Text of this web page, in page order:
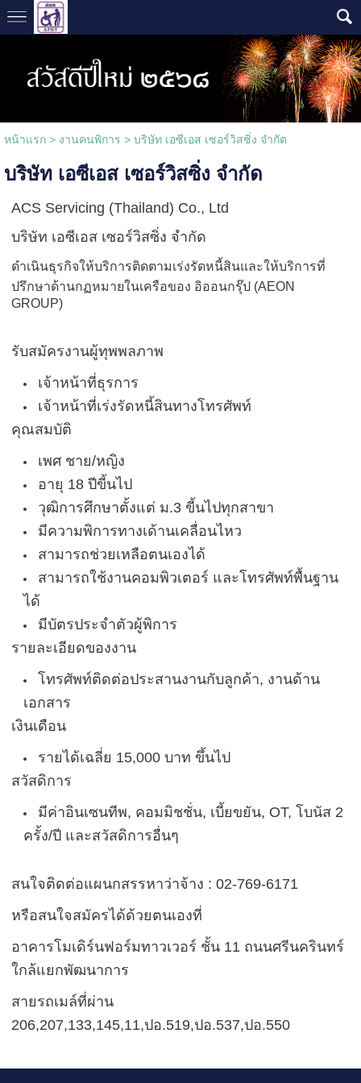
หน้าแรก> งานคนพิการ > บริษัท เอซีเอส เซอร์วิสซิ่ง จำกัด
บริษัท เอซีเอส เซอร์วิสซิ่ง จำกัด
ACS Servicing (Thailand) Co., Ltd
บริษัท เอซีเอส เซอร์วิสซิ่ง จำกัด
ดำเนินธุรกิจให้บริการติดตามเร่งรัดหนี้สินและให้บริการที่
ปรึกษาด้านกฏหมายในเครือของ อิออนกรุ๊ป (AEON
GROUP)
รับสมัครงานผู้ทุพพลภาพ
เจ้าหน้าที่ธุรการ
เจ้าหน้าที่เร่งรัดหนี้สินทางโทรศัพท์
คุณสมบัติ
เพศ ชาย/หญิง
อายุ 18 ปีขี้นไป
วุฒิการศึกษาตั้งแต่ ม.3 ขี้นไปทุกสาขา
มีความพิการทางเด้านเคลื่อนไหว
สามารถช่วยเหลือตนเองได้
สามารถใช้งานคอมพิวเตอร์ และโทรศัพท์พื้นฐาน
ได้
มีบัตรประจำตัวผู้พิการ
รายละเอียดของงาน
โทรศัพท์ติดต่อประสานงานกับลูกค้า, งานด้าน
เอกสาร
เงินเดือน
รายได้เฉลี่ย 15,000 บาท ขึ้นไป
สวัสดิการ
มีค่าอินเซนทีพ, คอมมิชชั่น, เบี้ยขยัน, OT, โบนัส 2
ครั้ง/ปี และสวัสดิการอื่นๆ
สนใจติดต่อแผนกสรรหาว่าจ้าง : 02-769-6171
หรือสนใจสมัครได้ด้วยตนเองที่
อาคารโมเดิร์นฟอร์มทาวเวอร์ ชั้น 11 ถนนศรีนครินทร์
ใกล้แยกพัฒนาการ
สายรถเมล์ที่ผ่าน
206,207,133,145,11,ปอ.519,ปอ.537,ปอ.550